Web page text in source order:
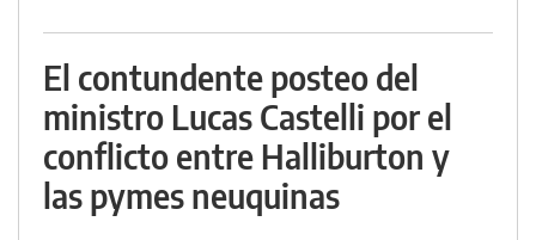
El contundente posteo del
ministro Lucas Castelli por el
conflicto entre Halliburton y
las pymes neuquinas